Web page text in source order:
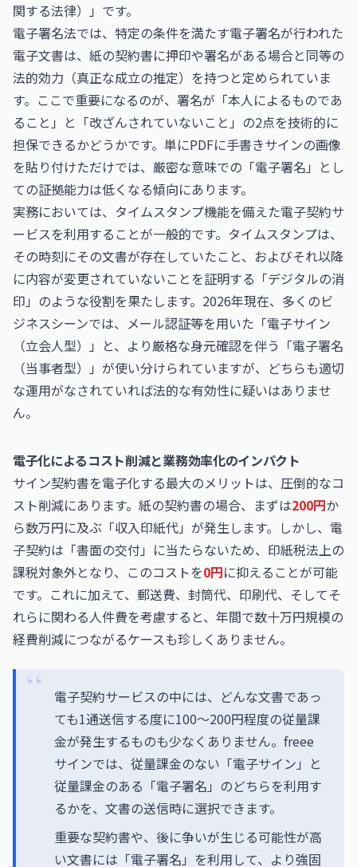
関する法律）」です。
電子署名法では、特定の条件を満たす電子署名が行われた
電子文書は、紙の契約書に押印や署名がある場合と同等の
法的効力（真正な成立の推定）を持つと定められていま
す。ここで重要になるのが、署名が「本人によるものであ
ること」と「改ざんされていないこと」の2点を技術的に
担保できるかどうかです。単にPDFに手書きサインの画像
を貼り付けただけでは、厳密な意味での「電子署名」とし
ての証拠能力は低くなる傾向にあります。
実務においては、タイムスタンプ機能を備えた電子契約サ
ービスを利用することが一般的です。タイムスタンプは、
その時刻にその文書が存在していたこと、およびそれ以降
に内容が変更されていないことを証明する「デジタルの消
印」のような役割を果たします。2026年現在、多くのビ
ジネスシーンでは、メール認証等を用いた「電子サイン
（立会人型）」と、より厳格な身元確認を伴う「電子署名
（当事者型）」が使い分けられていますが、どちらも適切
な運用がなされていれば法的な有効性に疑いはありませ
ん。
電子化によるコスト削減と業務効率化のインパクト
サイン契約書を電子化する最大のメリットは、圧倒的なコ
スト削減にあります。紙の契約書の場合、まずは200円か
ら数万円に及ぶ「収入印紙代」が発生します。しかし、電
子契約は「書面の交付」に当たらないため、印紙税法上の
課税対象外となり、このコストを0円に抑えることが可能
です。これに加えて、郵送費、封筒代、印刷代、そしてそ
れらに関わる人件費を考慮すると、年間で数十万円規模の
経費削減につながるケースも珍しくありません。
電子契約サービスの中には、どんな文書であっ
ても1通送信する度に100～200円程度の従量課
金が発生するものも少なくありません。freee
サインでは、従量課金のない「電子サイン」と
従量課金のある「電子署名」のどちらを利用す
るかを、文書の送信時に選択できます。
重要な契約書や、後に争いが生じる可能性が高
い文書には「電子署名」を利用して、より強固